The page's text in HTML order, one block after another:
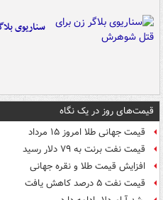
سناریوی
قیمت‌های روز در یک نگاه
قیمت جهانی طلا امروز ۱۵ مرداد
قیمت نفت برنت به ۷۹ دلار رسید
افزایش قیمت طلا و نقره جهانی
قیمت نفت ۵ درصد کاهش یافت